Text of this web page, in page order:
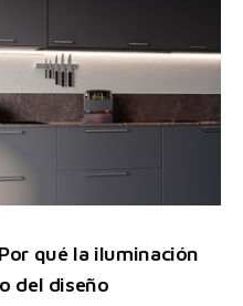
qué la iluminación
del diseño